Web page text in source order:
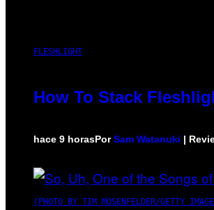
FLESHLIGHT
How To Stack
hace 9 horasPorSam Watanuki |
(PHOTO BY TIM MOSENFELDER/GETTY